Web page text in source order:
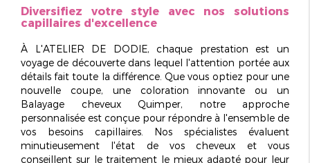
Diversifiez votre style avec nos solutions
capillaires d'excellence
À L'ATELIER DE DODIE, chaque prestation est un
voyage de découverte dans lequel l'attention portée aux
détails fait toute la différence. Que vous optiez pour une
nouvelle coupe, une coloration innovante ou un
Balayage cheveux Quimper, notre approche
personnalisée est conçue pour répondre à l'ensemble de
vos besoins capillaires. Nos spécialistes évaluent
minutieusement l'état de vos cheveux et vous
conseillent sur le traitement le mieux adapté pour leur